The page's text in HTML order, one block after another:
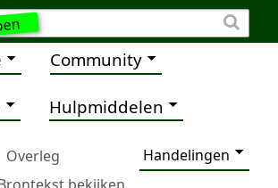
Community
Hulpmiddelen
Overleg
Handelingen